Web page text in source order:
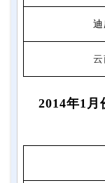
迪
2014年1